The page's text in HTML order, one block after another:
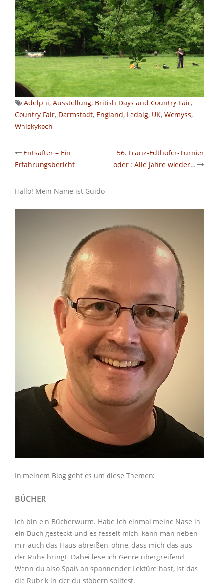
Adelphi, Ausstellung, British Days and Country Fair,
Country Fair, Darmstadt, England, Ledaig, UK, Wemyss,
Whiskykoch
Post
Entsafter – Ein
Erfahrungsbericht
56. Franz-Edthofer-Turnier
oder : Alle Jahre wieder…
Hallo! Mein Name ist Guido
In meinem Blog geht es um diese Themen:
BÜCHER
Ich bin ein Bücherwurm. Habe ich einmal meine Nase in
ein Buch gesteckt und es fesselt mich, kann man neben
mir auch das Haus abreißen, ohne, dass mich das aus
der Ruhe bringt. Dabei lese ich Genre übergreifend.
Wenn du also Spaß an spannender Lektüre hast, ist das
die Rubrik in der du stöbern solltest.